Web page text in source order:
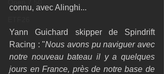
connu, avec Alinghi...
Yann Guichard skipper de Spindrift
Racing : "Nous avons pu naviguer avec
notre nouveau bateau il y a quelques
jours en France, près de notre base de